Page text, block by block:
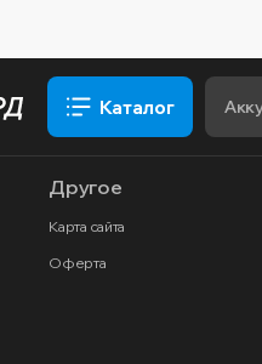
Каталог
Другое
Карта сайта
Оферта